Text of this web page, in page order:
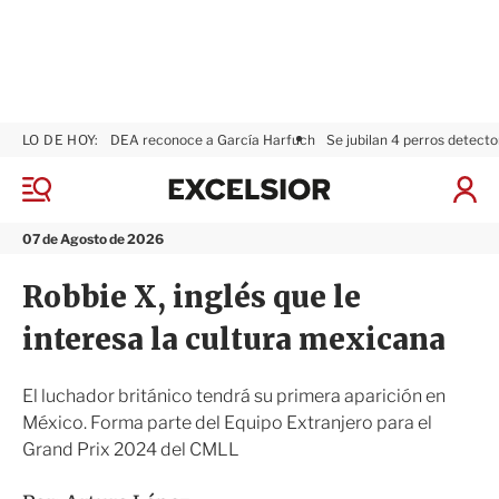
M
n
07 de Agosto de 2026
LO DE HOY: DEA reconoce a García Harfuch Se jubilan 4 perros
I
x
s
r
Robbie X, inglés que le
interesa la cultura mexicana
El luchador británico tendrá su primera aparición en
México. Forma parte del Equipo Extranjero para el
Grand Prix 2024 del CMLL